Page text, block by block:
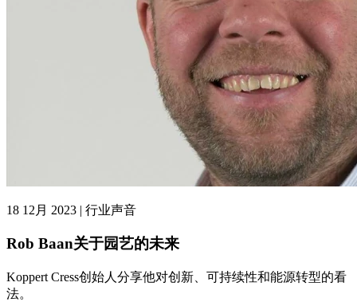
18 12月 2023 | 行业声音
Rob Baan关于园艺的未来
Koppert Cress创始人分享他对创新、可持续性和能源转型的看
法。